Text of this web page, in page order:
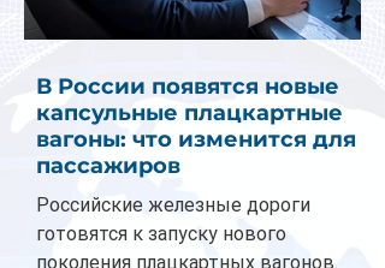
В России появятся новые
капсульные плацкартные
вагоны: что изменится для
пассажиров
Российские железные дороги
готовятся к запуску нового
поколения плацкартных вагонов.